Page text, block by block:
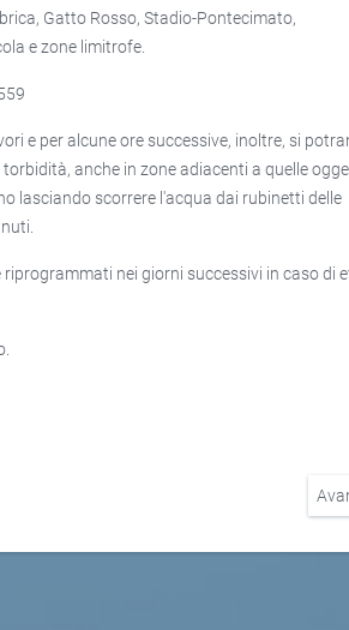
Gatto Rosso, Stadio-Pontecimato,
e zone limitrofe.
e per alcune ore successive, inoltre, si
anche in zone adiacenti a quelle
lasciando scorrere l'acqua dai rubinetti delle
nei giorni successivi in caso di